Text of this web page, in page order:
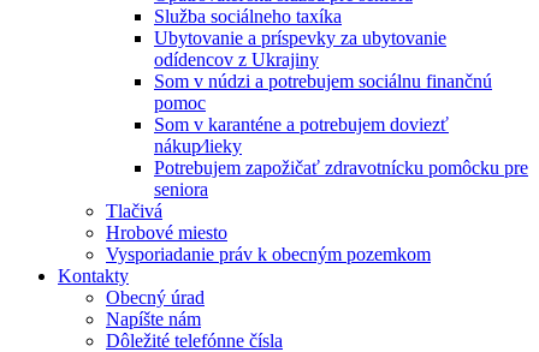
Služba sociálneho taxíka
Ubytovanie a príspevky za ubytovanie
odídencov z Ukrajiny
Som v núdzi a potrebujem sociálnu finančnú
pomoc
Som v karanténe a potrebujem doviezť
nákup⁄lieky
Potrebujem zapožičať zdravotnícku pomôcku pre
seniora
Tlačivá
Hrobové miesto
Vysporiadanie práv k obecným pozemkom
Kontakty
Obecný úrad
Napíšte nám
Dôležité telefónne čísla